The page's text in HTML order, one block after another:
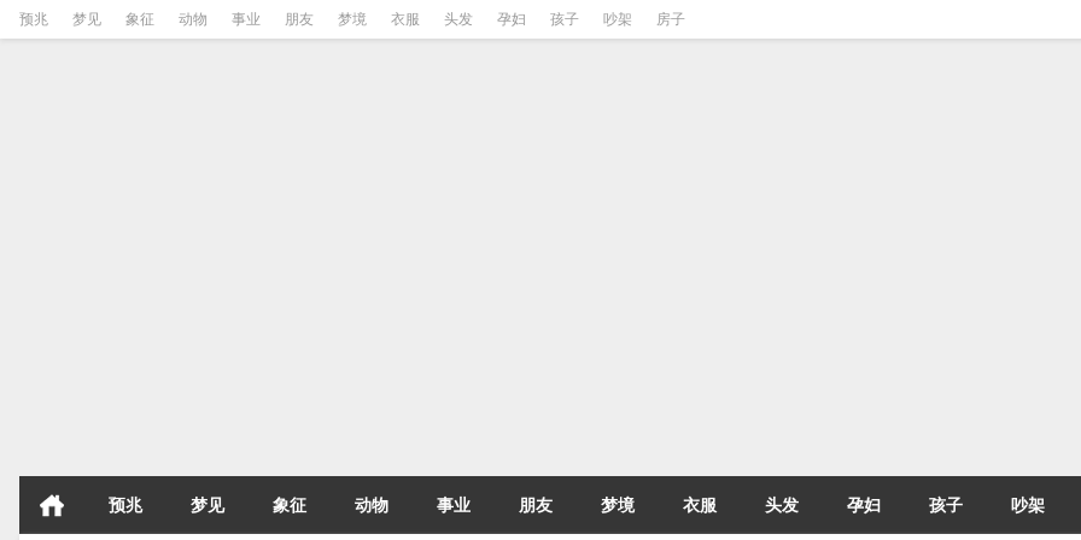
预兆 梦见 象征 动物 事业 朋友 梦境 衣服 头发 孕妇 孩子 吵架 房子
预兆 梦见 象征 动物 事业 朋友 梦境 衣服 头发 孕妇 孩子 吵架